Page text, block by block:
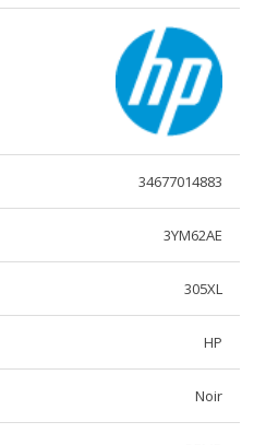
34677014883
3YM62AE
305XL
HP
Noir